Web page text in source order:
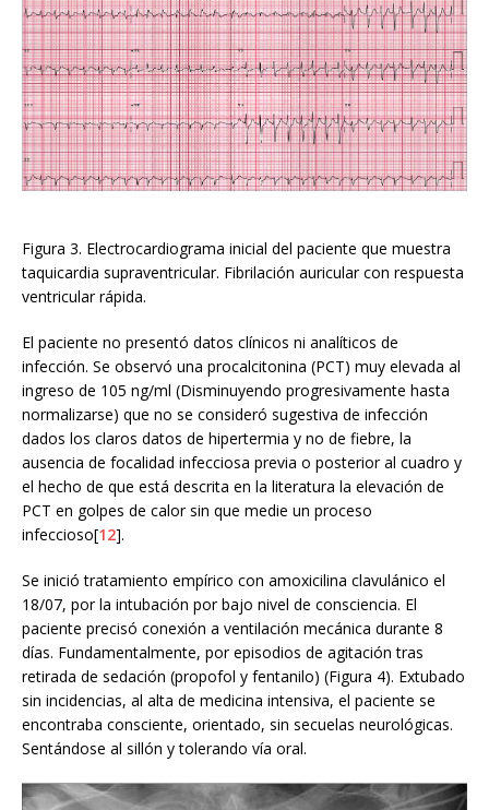
Figura 3. Electrocardiograma inicial del paciente que muestra
taquicardia supraventricular. Fibrilación auricular con respuesta
ventricular rápida.
El paciente no presentó datos clínicos ni analíticos de
infección. Se observó una procalcitonina (PCT) muy elevada al
ingreso de 105 ng/ml (Disminuyendo progresivamente hasta
normalizarse) que no se consideró sugestiva de infección
dados los claros datos de hipertermia y no de fiebre, la
ausencia de focalidad infecciosa previa o posterior al cuadro y
el hecho de que está descrita en la literatura la elevación de
PCT en golpes de calor sin que medie un proceso
infeccioso[12].
Se inició tratamiento empírico con amoxicilina clavulánico el
18/07, por la intubación por bajo nivel de consciencia. El
paciente precisó conexión a ventilación mecánica durante 8
días. Fundamentalmente, por episodios de agitación tras
retirada de sedación (propofol y fentanilo) (Figura 4). Extubado
sin incidencias, al alta de medicina intensiva, el paciente se
encontraba consciente, orientado, sin secuelas neurológicas.
Sentándose al sillón y tolerando vía oral.